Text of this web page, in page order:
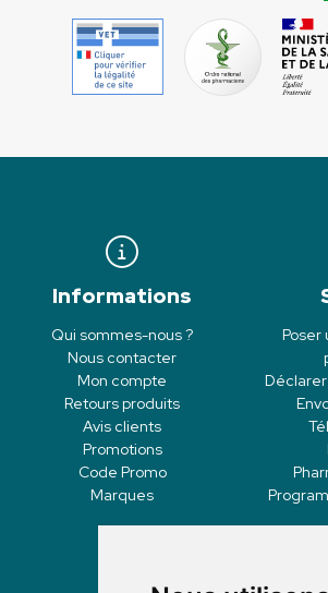
Informations
Qui sommes-nous ?
Nous contacter
Mon compte
Retours produits
Avis clients
Promotions
Code Promo
Marques
Poser